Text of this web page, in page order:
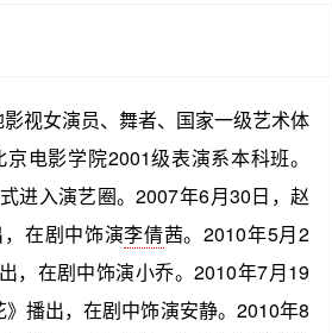
视女演员、舞者、国家一级艺术体
电影学院2001级表演系本科班。
进入演艺圈。2007年6月30日，赵
在剧中饰演李倩茜。2010年5月2
，在剧中饰演小乔。2010年7月19
播出，在剧中饰演安静。2010年8